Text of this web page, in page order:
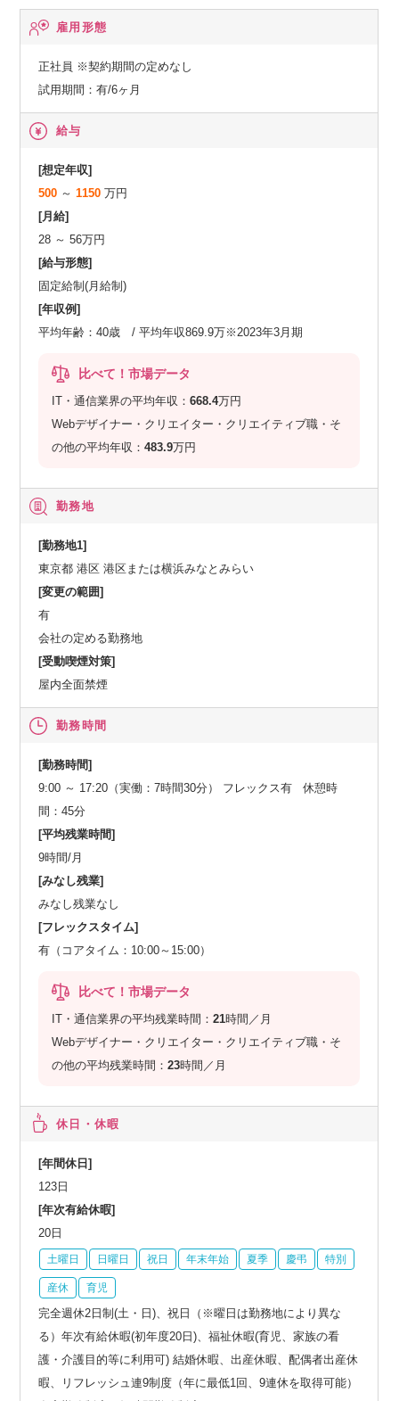
雇用形態
正社員 ※契約期間の定めなし
試用期間：有/6ヶ月
給与
[想定年収]
500 ～1150 万円
[月給]
28 ～ 56万円
[給与形態]
固定給制(月給制)
[年収例]
平均年齢：40歳 / 平均年収869.9万※2023年3月期
比べて！市場データ
IT・通信業界の平均年収：668.4万円
Webデザイナー・クリエイター・クリエイティブ職・そ
の他の平均年収：483.9万円
勤務地
[勤務地1]
東京都 港区 港区または横浜みなとみらい
[変更の範囲]
有
会社の定める勤務地
[受動喫煙対策]
屋内全面禁煙
勤務時間
[勤務時間]
9:00 ～ 17:20（実働：7時間30分） フレックス有 休憩時
間：45分
[平均残業時間]
9時間/月
[みなし残業]
みなし残業なし
[フレックスタイム]
有（コアタイム：10:00～15:00）
比べて！市場データ
IT・通信業界の平均残業時間：21時間／月
Webデザイナー・クリエイター・クリエイティブ職・そ
の他の平均残業時間：23時間／月
休日・休暇
[年間休日]
123日
[年次有給休暇]
20日
土曜日 日曜日 祝日 年末年始 夏季 慶弔 特別
産休 育児
完全週休2日制(土・日)、祝日（※曜日は勤務地により異な
る）年次有給休暇(初年度20日)、福祉休暇(育児、家族の看
護・介護目的等に利用可) 結婚休暇、出産休暇、配偶者出産休
暇、リフレッシュ連9制度（年に最低1回、9連休を取得可能）